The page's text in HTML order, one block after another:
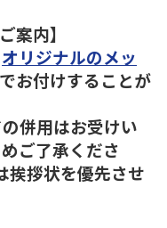
案内】
オリジナルのメッ
お付けすることが
併用はお受けい
ご了承くださ
挨拶状を優先させ